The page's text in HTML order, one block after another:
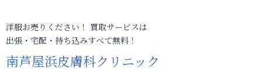
洋服お売りください！ 買取サービスは
出張・宅配・持ち込みすべて無料！
南芦屋浜皮膚科クリニック